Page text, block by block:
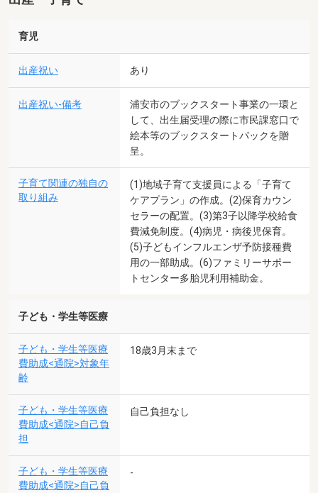
育児
出産祝い あり
出産祝い-備考
浦安市のブックスタート事業の一環と
して、出生届受理の際に市民課窓口で
絵本等のブックスタートパックを贈
呈。
子育て関連の独自の
取り組み
(1)地域子育て支援員による「子育て
ケアプラン」の作成。(2)保育カウン
セラーの配置。(3)第3子以降学校給食
費減免制度。(4)病児・病後児保育。
(5)子どもインフルエンザ予防接種費
用の一部助成。(6)ファミリーサポー
トセンター多胎児利用補助金。
子ども・学生等医療
子ども・学生等医療
費助成<通院>対象年
齢
18歳3月末まで
子ども・学生等医療
費助成<通院>自己負
担
自己負担なし
子ども・学生等医療
費助成<通院>自己負
-